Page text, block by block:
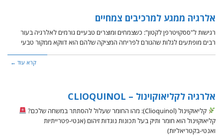
אלרגיה ממגע למרכיבים צמחיים
רגישות ל"ססקויטרפן לקטון": כשצמחים ומוצרים טבעיים גורמים לאלרגיה בעור
רבים מופתעים לגלות שהגורם לפריחה המציקה שלהם הוא דווקא ממקור טבעי
קרא עוד ←
אלרגיה לקליאוקוינול – CLIOQUINOL
קליאוקוינול (Clioquinol): מהו החומר שעלול להסתתר במשחה שלכם?
קליאוקוינול הוא חומר ותיק בעל תכונות נוגדות זיהום (אנטי-פטרייתיות
ואנטי-בקטריאליות)